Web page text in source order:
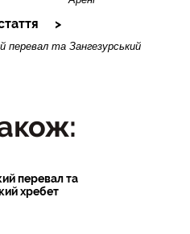
перевал та Зангезурський
перевал та
хребет